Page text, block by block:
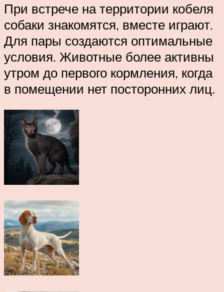
При встрече на территории кобеля
собаки знакомятся, вместе играют.
Для пары создаются оптимальные
условия. Животные более активны
утром до первого кормления, когда
в помещении нет посторонних лиц.